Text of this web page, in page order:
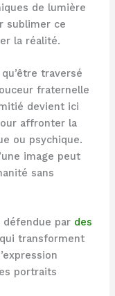
de lumière
sublimer ce
la réalité.
traversé
fraternelle
devient ici
affronter la
ou psychique.
image peut
sans
défendue par des
transforment
portraits